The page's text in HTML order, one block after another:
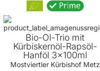
Bio-Öl-Trio mit
Kürbiskernöl-Rapsöl-
Hanföl 3x100ml
Mostviertler Kürbishof Metz